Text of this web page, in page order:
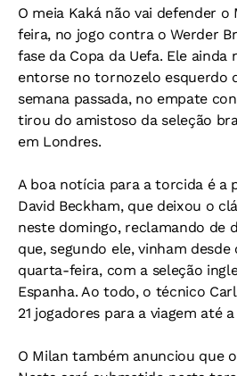
O meia Kaká não vai defender
feira, no jogo contra o Werder
fase da Copa da Uefa. Ele ainda
entorse no tornozelo esquerdo
semana passada, no empate
tirou do amistoso da seleção
em Londres.
A boa notícia para a torcida é a
David Beckham, que deixou o
neste domingo, reclamando de
que, segundo ele, vinham
quarta-feira, com a seleção
Espanha. Ao todo, o técnico
21 jogadores para a viagem até
O Milan também anunciou que